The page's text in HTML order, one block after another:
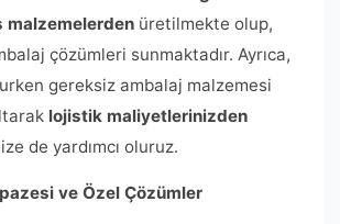
malzemelerden üretilmekte olup,
çözümleri sunmaktadır. Ayrıca,
gereksiz ambalaj malzemesi
lojistik maliyetlerinizden
de yardımcı oluruz.
ve Özel Çözümler